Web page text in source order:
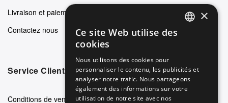
Livraison et paiements
Contactez nous
Service Clients
Conditions de vente
ITALIAN
SPANISH
×
Ce site Web utilise des
cookies
Nous utilisons des cookies pour
personnaliser le contenu, les publicités et
analyser notre trafic. Nous partageons
également des informations sur votre
utilisation de notre site avec nos